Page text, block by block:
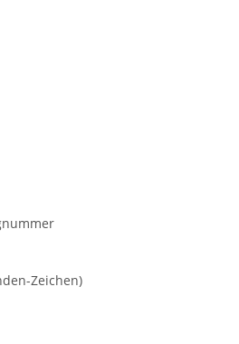
Zeichen)